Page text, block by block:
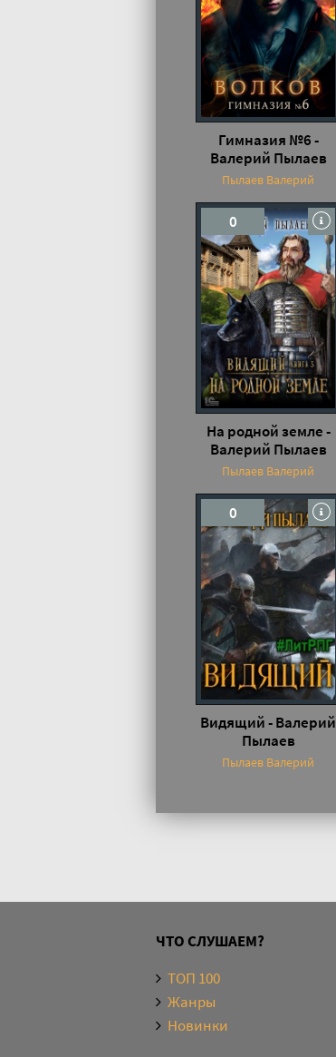
Гимназия №6 -
Валерий Пылаев
Пылаев Валерий
0
На родной земле -
Валерий Пылаев
Пылаев Валерий
0
Видящий - Валерий
Пылаев
Пылаев Валерий
ЧТО СЛУШАЕМ?
ТОП 100
Жанры
Новинки